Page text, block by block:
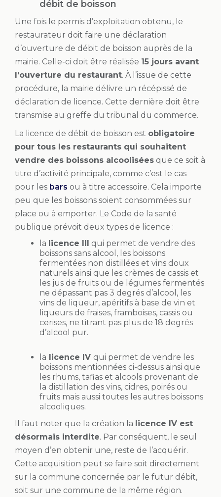
débit de boisson
Une fois le permis d’exploitation obtenu, le
restaurateur doit faire une déclaration
d’ouverture de débit de boisson auprès de la
mairie. Celle-ci doit être réalisée 15 jours avant
l’ouverture du restaurant. À l’issue de cette
procédure, la mairie délivre un récépissé de
déclaration de licence. Cette dernière doit être
transmise au greffe du tribunal du commerce.
La licence de débit de boisson est obligatoire
pour tous les restaurants qui souhaitent
vendre des boissons alcoolisées que ce soit à
titre d’activité principale, comme c’est le cas
pour les bars ou à titre accessoire. Cela importe
peu que les boissons soient consommées sur
place ou à emporter. Le Code de la santé
publique prévoit deux types de licence :
la licence III qui permet de vendre des
boissons sans alcool, les boissons
fermentées non distillées et vins doux
naturels ainsi que les crèmes de cassis et
les jus de fruits ou de légumes fermentés
ne dépassant pas 3 degrés d’alcool, les
vins de liqueur, apéritifs à base de vin et
liqueurs de fraises, framboises, cassis ou
cerises, ne titrant pas plus de 18 degrés
d’alcool pur.
la licence IV qui permet de vendre les
boissons mentionnées ci-dessus ainsi que
les rhums, tafias et alcools provenant de
la distillation des vins, cidres, poirés ou
fruits mais aussi toutes les autres boissons
alcooliques.
Il faut noter que la création la licence IV est
désormais interdite. Par conséquent, le seul
moyen d’en obtenir une, reste de l’acquérir.
Cette acquisition peut se faire soit directement
sur la commune concernée par le futur débit,
soit sur une commune de la même région.